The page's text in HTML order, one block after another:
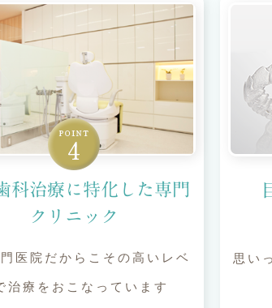
科治療に特化した専門
クリニック
医院だからこその高いレベ
治療をおこなっています
思い